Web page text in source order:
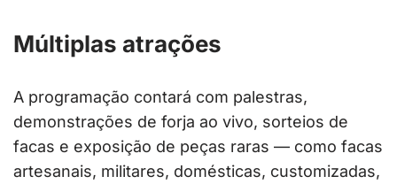
Múltiplas atrações
A programação contará com palestras,
demonstrações de forja ao vivo, sorteios de
facas e exposição de peças raras — como facas
artesanais, militares, domésticas, customizadas,